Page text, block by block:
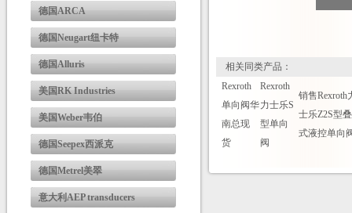
德国ARCA
德国Neugart纽卡特
德国Alluris
美国RK Industries
美国Weber韦伯
德国Seepex西派克
德国Metrel美翠
意大利AEP transducers
相关同类产品：
Rexroth
单向阀华
南总现
货
Rexroth
力士乐S
型单向
阀
销售Rexroth
士乐Z2S型
式液控单向